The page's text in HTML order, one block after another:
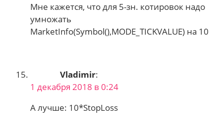
Мне кажется, что для 5-зн. котировок надо
умножать
MarketInfo(Symbol(),MODE_TICKVALUE) на 10
Vladimir:
1 декабря 2018 в 0:24
А лучше: 10*StopLoss